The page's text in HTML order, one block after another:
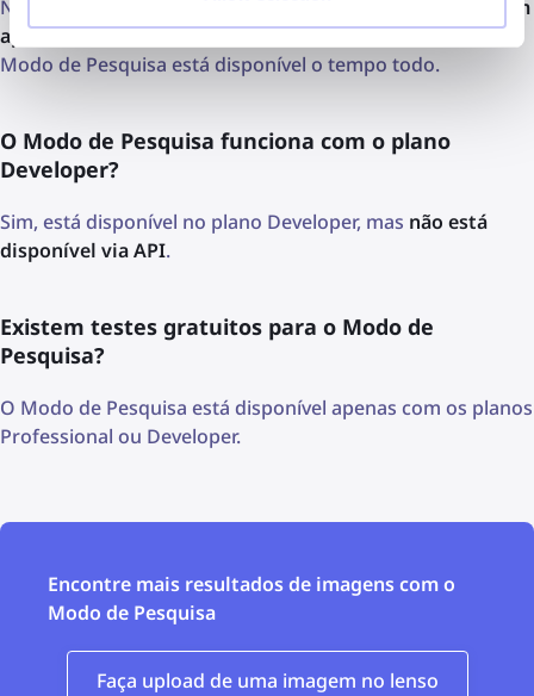
No plano de assinatura Professional,
os limites se aplicam
apenas ao número de desbloqueios e alertas. O próprio
Modo de Pesquisa está disponível o tempo todo.
O Modo de Pesquisa funciona com o plano
Developer?
Sim, está disponível no plano Developer, mas não está
disponível via API.
Existem testes gratuitos para o Modo de
Pesquisa?
O Modo de Pesquisa está disponível apenas com os planos
Professional ou Developer.
Encontre mais resultados de imagens com o
Modo de Pesquisa
Faça upload de uma imagem no lenso